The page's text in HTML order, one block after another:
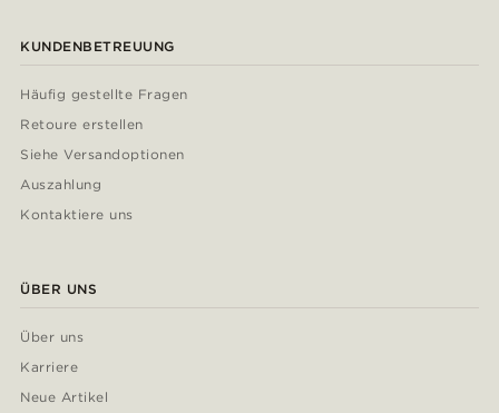
KUNDENBETREUUNG
Häufig gestellte Fragen
Retoure erstellen
Siehe Versandoptionen
Auszahlung
Kontaktiere uns
ÜBER UNS
Über uns
Karriere
Neue Artikel